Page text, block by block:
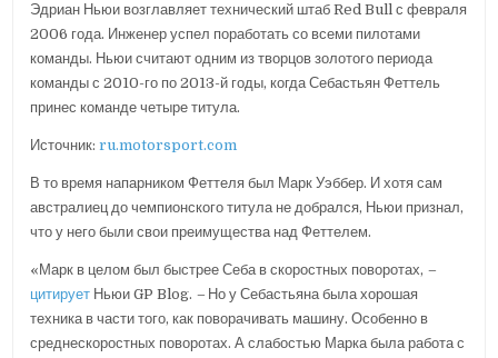
Эдриан Ньюи возглавляет технический штаб Red Bull с февраля
2006 года. Инженер успел поработать со всеми пилотами
команды. Ньюи считают одним из творцов золотого периода
команды с 2010-го по 2013-й годы, когда Себастьян Феттель
принес команде четыре титула.
Источник:ru.motorsport.com
В то время напарником Феттеля был Марк Уэббер. И хотя сам
австралиец до чемпионского титула не добрался, Ньюи признал,
что у него были свои преимущества над Феттелем.
«Марк в целом был быстрее Себа в скоростных поворотах, –
цитирует Ньюи GP Blog. – Но у Себастьяна была хорошая
техника в части того, как поворачивать машину. Особенно в
среднескоростных поворотах. А слабостью Марка была работа с